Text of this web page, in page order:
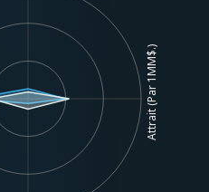
Attrait (Par 1MM$.)